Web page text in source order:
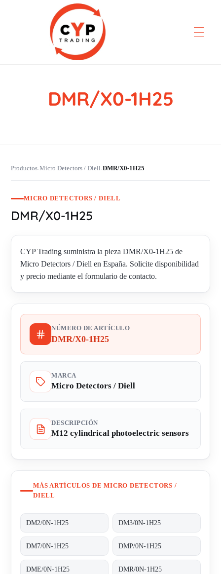
CYP Trading
Professionelle Ersatzteilbeschaffung
DMR/X0-1H25
Productos›Micro Detectors / Diell›DMR/X0-1H25
MICRO DETECTORS / DIELL
DMR/X0-1H25
CYP Trading suministra la pieza DMR/X0-1H25 de
Micro Detectors / Diell en España. Solicite disponibilidad
y precio mediante el formulario de contacto.
NÚMERO DE ARTÍCULO
DMR/X0-1H25
MARCA
Micro Detectors / Diell
DESCRIPCIÓN
M12 cylindrical photoelectric sensors
MÁS ARTÍCULOS DE MICRO DETECTORS /
DIELL
DM2/0N-1H25 DM3/0N-1H25
DM7/0N-1H25 DMP/0N-1H25
DME/0N-1H25 DMR/0N-1H25